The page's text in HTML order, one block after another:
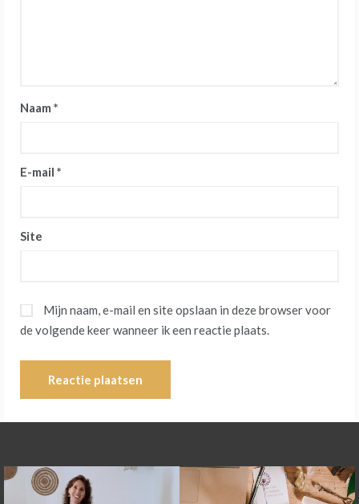
Naam *
E-mail *
Site
Mijn naam, e-mail en site opslaan in deze browser voor
de volgende keer wanneer ik een reactie plaats.